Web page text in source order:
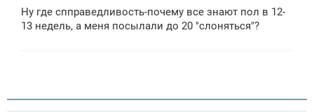
б
щ
Ну где спправедливость-почему все знают пол в 12-
13 недель, а меня посылали до 20 "слоняться"?